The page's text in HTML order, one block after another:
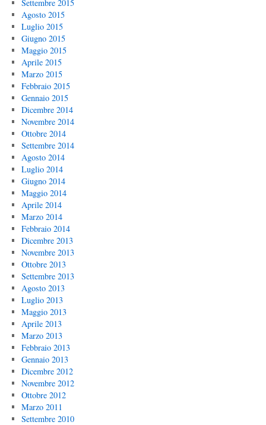
Settembre 2015
Agosto 2015
Luglio 2015
Giugno 2015
Maggio 2015
Aprile 2015
Marzo 2015
Febbraio 2015
Gennaio 2015
Dicembre 2014
Novembre 2014
Ottobre 2014
Settembre 2014
Agosto 2014
Luglio 2014
Giugno 2014
Maggio 2014
Aprile 2014
Marzo 2014
Febbraio 2014
Dicembre 2013
Novembre 2013
Ottobre 2013
Settembre 2013
Agosto 2013
Luglio 2013
Maggio 2013
Aprile 2013
Marzo 2013
Febbraio 2013
Gennaio 2013
Dicembre 2012
Novembre 2012
Ottobre 2012
Marzo 2011
Settembre 2010